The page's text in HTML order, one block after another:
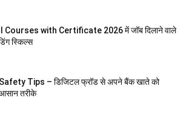
Courses with Certificate 2026 में जॉब दिलाने वाले
स्किल्स
Tips – डिजिटल फ्रॉड से अपने बैंक खाते को
तरीके